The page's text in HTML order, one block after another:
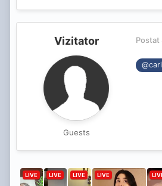
Vizitator
Guests
Postat